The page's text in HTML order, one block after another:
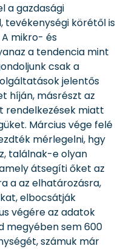
a gazdasági
tevékenységi körétől is
mikro- és
a tendencia mint
csak a
jelentős
híján, másrészt az
rendelkezések miatt
Március vége felé
mérlegelni, hgy
találnak-e olyan
átsegíti őket az
a az elhatározásra,
elbocsátják
végére az adatok
megyében sem 600
számuk már